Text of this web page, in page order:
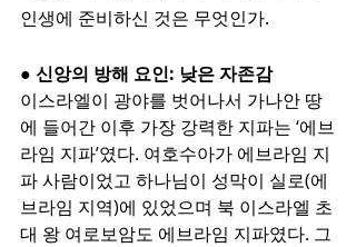
인생에 준비하신 것은 무엇인가.
● 신앙의 방해 요인: 낮은 자존감
이스라엘이 광야를 벗어나서 가나안 땅
에 들어간 이후 가장 강력한 지파는 ‘에브
라임 지파’였다. 여호수아가 에브라임 지
파 사람이었고 하나님이 성막이 실로(에
브라임 지역)에 있었으며 북 이스라엘 초
대 왕 여로보암도 에브라임 지파였다. 그